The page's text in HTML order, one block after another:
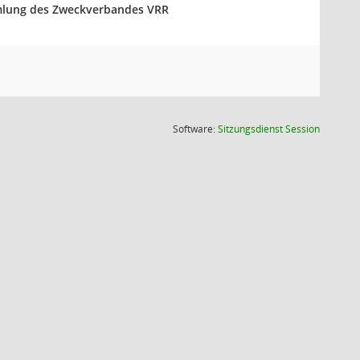
des Zweckverbandes VRR
Software:SitzungsdienstSession(Wird in